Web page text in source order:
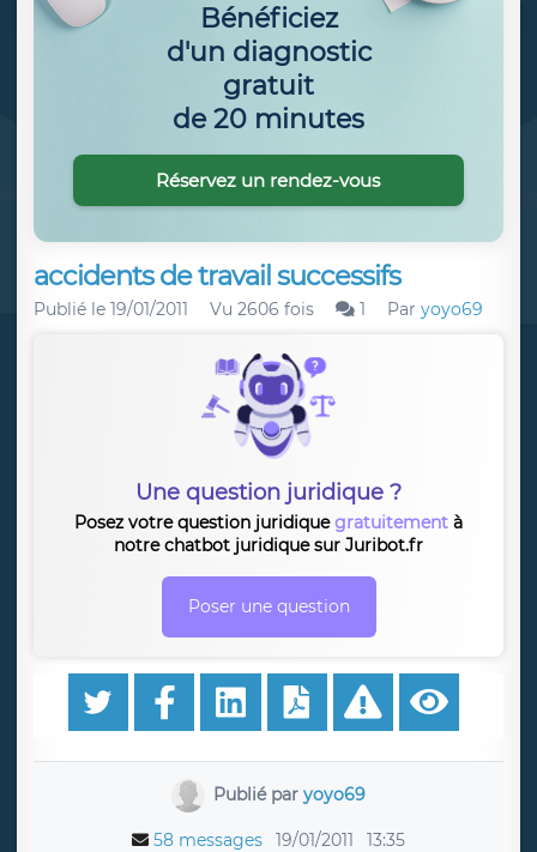
accidents de travail successifs
Publié le 19/01/2011 Vu 2606 fois 1 Par yoyo69
Une question juridique ?
Posez votre question juridiquegratuitement à
notre chatbot juridique sur Juribot.fr
Poser une question
Publié paryoyo69
58 messages 19/01/2011 13:35
Bénéficiez
d'un diagnostic
gratuit
de 20 minutes
Réservez un rendez-vous